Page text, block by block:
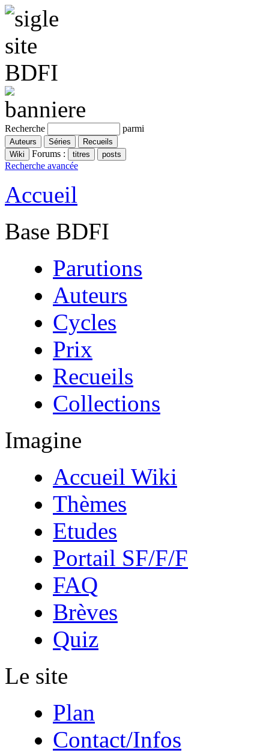
Recherche parmi
Forums :
Recherche avancée
Accueil
Base BDFI
Parutions
Auteurs
Cycles
Prix
Recueils
Collections
Imagine
Accueil Wiki
Thèmes
Etudes
Portail SF/F/F
FAQ
Brèves
Quiz
Le site
Plan
Contact/Infos